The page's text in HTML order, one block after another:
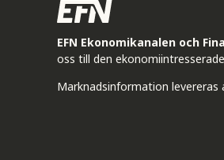
EFN Ekonomikanalen och
oss till den
Marknadsinformation